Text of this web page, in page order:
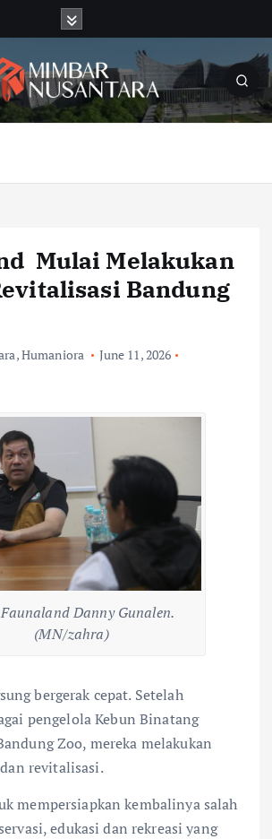
Mulai Melakukan
Bandung
,Humaniora
June 11, 2026
Danny Gunalen.
(MN/zahra)
bergerak cepat. Setelah
pengelola Kebun Binatang
Zoo, mereka melakukan
revitalisasi.
mempersiapkan kembalinya salah
edukasi dan rekreasi yang